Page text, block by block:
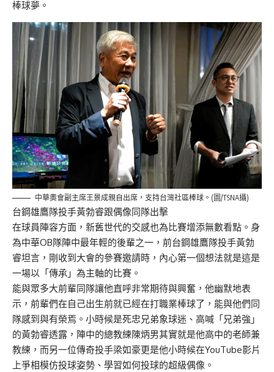
棒球夢。
中華奧會副主席王景成親自出席，支持台灣社區棒球。(圖/TSNA攝)
台鋼雄鷹隊投手黃勃睿跟偶像同隊出擊
在球員陣容方面，新舊世代的交感也為比賽增添無數看點。身
為中華OB隊陣中最年輕的後輩之一，前台鋼雄鷹隊投手黃勃
睿坦言，剛收到大會的參賽邀請時，內心第一個想法就是這是
一場以「傳承」為主軸的比賽。
能與眾多大前輩同隊讓他直呼非常期待與興奮，他幽默地表
示，前輩們在自己出生前就已經在打職業棒球了，能與他們同
隊感到與有榮焉。小時候是死忠兄弟象球迷、高喊「兄弟強」
的黃勃睿透露，陣中的總教練陳炳男其實就是他高中的老師兼
教練，而另一位傳奇投手梁如豪更是他小時候在YouTube影片
上爭相模仿投球姿勢、學習如何投球的超級偶像。